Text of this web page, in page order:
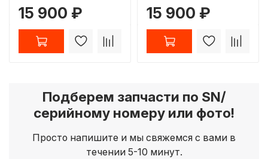
15 900 ₽ 15 900 ₽
Подберем запчасти по SN/
серийному номеру или фото!
Просто напишите и мы свяжемся с вами в
течении 5-10 минут.